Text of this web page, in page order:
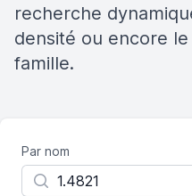
recherche
densité ou encore
famille.
Par nom